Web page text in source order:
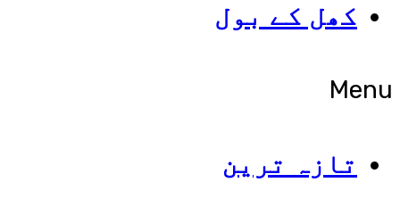
کھل کے بول
Menu
تازہ ترین